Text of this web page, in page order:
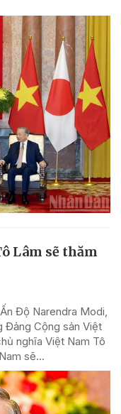
Lâm sẽ thăm
Độ Narendra Modi,
Đảng Cộng sản Việt
nghĩa Việt Nam Tô
sẽ...